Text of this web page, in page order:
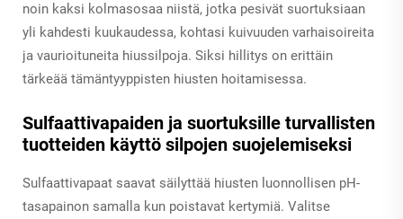
noin kaksi kolmasosaa niistä, jotka pesivät suortuksiaan
yli kahdesti kuukaudessa, kohtasi kuivuuden varhaisoireita
ja vaurioituneita hiussilpoja. Siksi hillitys on erittäin
tärkeää tämäntyyppisten hiusten hoitamisessa.
Sulfaattivapaiden ja suortuksille turvallisten
tuotteiden käyttö silpojen suojelemiseksi
Sulfaattivapaat saavat säilyttää hiusten luonnollisen pH-
tasapainon samalla kun poistavat kertymiä. Valitse